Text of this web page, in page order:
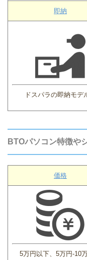
即納
ドスパラの即納モデ
BTOパソコン特徴や
価格
5万円以下、5万円-10